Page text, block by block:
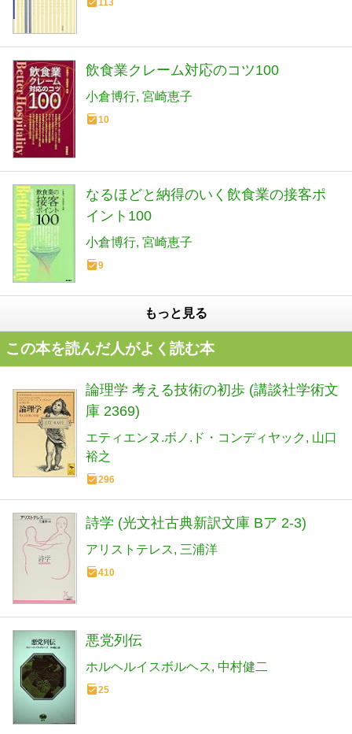
飲食業クレーム対応のコツ100
小倉博行 宮崎恵子
10
なるほどと納得のいく飲食業の接客ポ
イント100
小倉博行 宮崎恵子
9
もっと見る
この本を読んだ人がよく読む本
論理学 考える技術の初歩 (講談社学術文
庫 2369)
エティエンヌ.ボノ.ド・コンディヤック
山口
裕之
296
詩学 (光文社古典新訳文庫 Bア 2-3)
アリストテレス 三浦洋
410
悪党列伝
ホルヘルイスボルヘス 中村健二
25